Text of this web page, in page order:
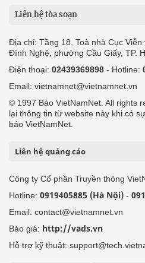
Liên hệ tòa soạn
Địa chỉ: Tầng 18, Toà nhà Cục
Đình Nghệ, phường Cầu Giấy, TP.
Điện thoại: 02439369898 - Hotline:
Email: vietnamnet@vietnamnet.vn
© 1997 Báo VietNamNet. All rights
lại thông tin từ website này khi có
báo VietNamNet.
Liên hệ quảng cáo
Công ty Cổ phần Truyền thông
Hotline: 0919405885 (Hà Nội) -
Email: contact@vietnamnet.vn
Báo giá: http://vads.vn
Hỗ trợ kỹ thuật: